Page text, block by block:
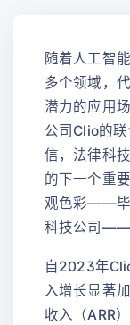
随着人工智
多个领域，
潜力的应用
公司Clio的
信，法律科
的下一个重
观色彩——毕
科技公司——
自2023年
入增长显著
收入（ARR